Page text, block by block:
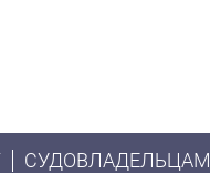
СУДОВЛАДЕЛЬЦАМ